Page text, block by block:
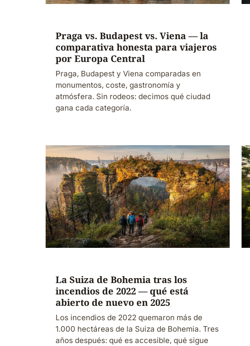
Praga vs. Budapest vs. Viena — la
comparativa honesta para viajeros
por Europa Central
Praga, Budapest y Viena comparadas en
monumentos, coste, gastronomía y
atmósfera. Sin rodeos: decimos qué ciudad
gana cada categoría.
La Suiza de Bohemia tras los
incendios de 2022 — qué está
abierto de nuevo en 2025
Los incendios de 2022 quemaron más de
1.000 hectáreas de la Suiza de Bohemia. Tres
años después: qué es accesible, qué sigue